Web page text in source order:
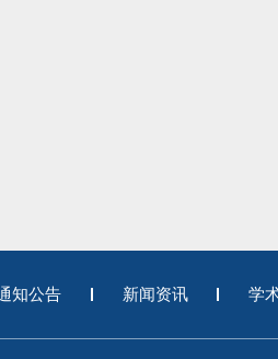
知公告 新闻资讯 学